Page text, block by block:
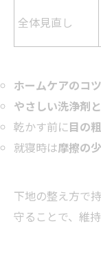
全体見直し
ホームケアのコツ
やさしい洗浄剤
乾かす前に目の
就寝時は摩擦の
下地の整え方で
守ることで、維